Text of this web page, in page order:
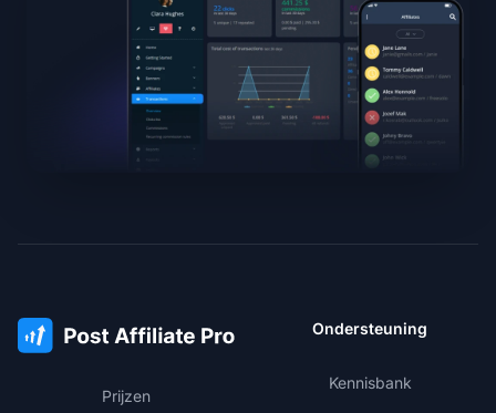
Prijzen
Ondersteuning
Kennisbank